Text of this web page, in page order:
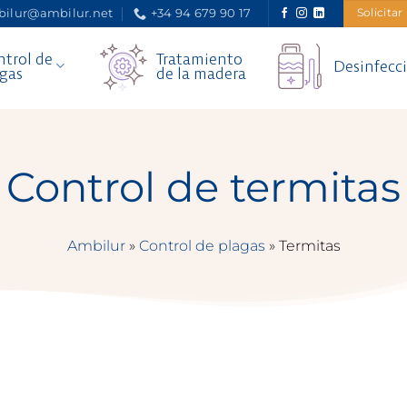
+34 94 679 90 17 Solicitar
de Tratamiento
de la madera
Control de termitas
Ambilur » Control de plagas » Termitas